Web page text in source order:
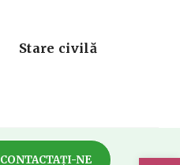
Stare civilă
CONTACTAȚI-NE